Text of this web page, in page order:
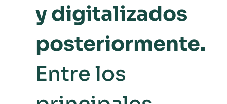
y digitalizados
posteriormente.
Entre los